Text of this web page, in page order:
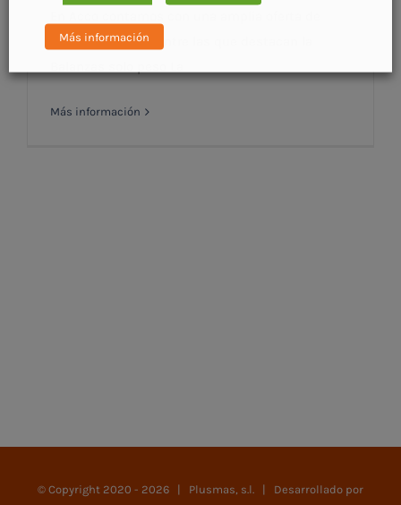
pesaje comecial, entre las que destacan la
Más información
© Copyright 2020 - 2026 | Plusmas, s.l. | Desarrollado por
Más información